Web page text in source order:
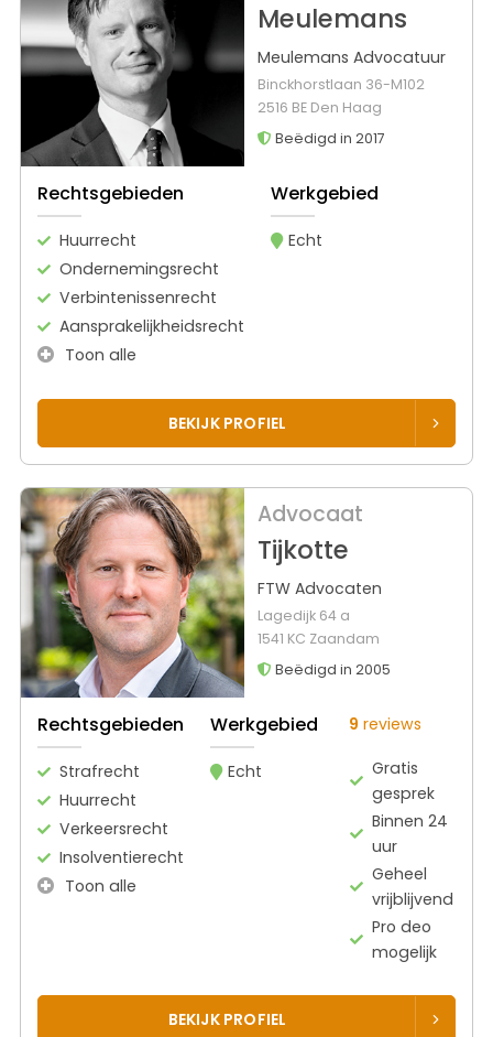
Meulemans
Meulemans Advocatuur
Binckhorstlaan 36-M102
2516 BE Den Haag
Beëdigd in 2017
Rechtsgebieden
Huurrecht
Ondernemingsrecht
Verbintenissenrecht
Aansprakelijkheidsrecht
Toon alle
Werkgebied
Echt
BEKIJK PROFIEL
Advocaat
Tijkotte
FTW Advocaten
Lagedijk 64 a
1541 KC Zaandam
Beëdigd in 2005
Rechtsgebieden
Strafrecht
Huurrecht
Verkeersrecht
Insolventierecht
Toon alle
Werkgebied
Echt
9 reviews
Gratis
gesprek
Binnen 24
uur
Geheel
vrijblijvend
Pro deo
mogelijk
BEKIJK PROFIEL